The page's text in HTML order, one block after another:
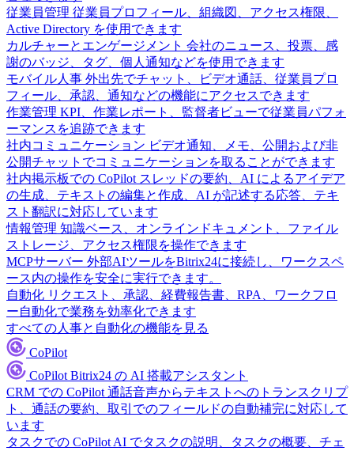
従業員管理 従業員プロフィール、組織図、アクセス権限、
Active Directory を使用できます
カルチャーとエンゲージメント 会社のニュース、投票、感
謝のバッジ、タグ、個人通知などを使用できます
モバイル人事 外出先でチャット、ビデオ通話、従業員プロ
フィール、承認、通知などの機能にアクセスできます
作業管理 KPI、作業レポート、監督者ビューで従業員パフォ
ーマンスを追跡できます
社内コミュニケーション ビデオ通知、メモ、公開および非
公開チャットでコミュニケーションを取ることができます
社内掲示板での CoPilot スレッドの要約、AI によるアイデア
の生成、テキストの編集と作成、AI が記述する応答、テキ
スト翻訳に対応しています
情報管理 知識ベース、オンラインドキュメント、ファイル
ストレージ、アクセス権限を操作できます
MCPサーバー 外部AIツールをBitrix24に接続し、ワークスペ
ース内の操作を安全に実行できます。
自動化 リクエスト、承認、経費報告書、RPA、ワークフロ
ー自動化で業務を効率化できます
すべての人事と自動化の機能を見る
CoPilot
CoPilot Bitrix24 の AI 搭載アシスタント
CRM での CoPilot 通話音声からテキストへのトランスクリプ
ト、通話の要約、取引でのフィールドの自動補完に対応して
います
タスクでの CoPilot AI でタスクの説明、タスクの概要、チェ